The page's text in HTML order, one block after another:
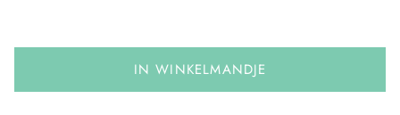
IN WINKELMANDJE